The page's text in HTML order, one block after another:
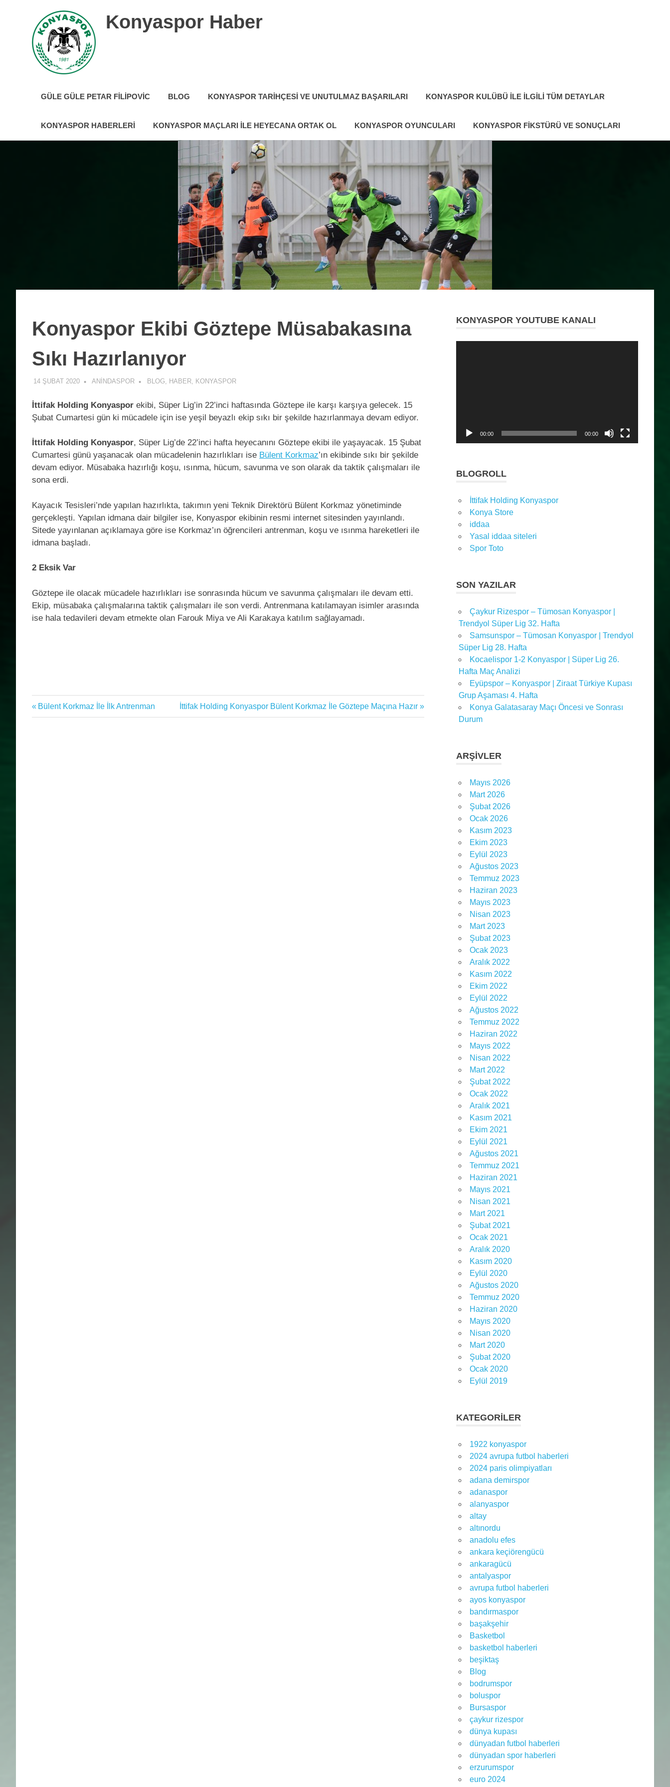
Konyaspor Haber
tümGÜLE GÜLE PETAR FILIPOVIC BLOG KONYASPOR TARIHÇESI VE UNUTULMAZ BAŞARILARI KONYASPOR KULÜBÜ ILE İLGILI TÜM DETAYLAR
KONYASPOR HABERLERI KONYASPOR MAÇLARI ILE HEYECANA ORTAK OL KONYASPOR OYUNCULARI KONYASPOR FIKSTÜRÜ VE SONUÇLARI
Konyaspor Ekibi Göztepe Müsabakasına
Sıkı Hazırlanıyor
14 ŞUBAT 2020 ANINDASPOR BLOG, HABER, KONYASPOR
İttifak Holding Konyaspor ekibi, Süper Lig’in 22’inci haftasında Göztepe ile karşı karşıya gelecek. 15
Şubat Cumartesi gün ki mücadele için ise yeşil beyazlı ekip sıkı bir şekilde hazırlanmaya devam ediyor.
İttifak Holding Konyaspor, Süper Lig’de 22’inci hafta heyecanını Göztepe ekibi ile yaşayacak. 15 Şubat
Cumartesi günü yaşanacak olan mücadelenin hazırlıkları ise Bülent Korkmaz’ın ekibinde sıkı bir şekilde
devam ediyor. Müsabaka hazırlığı koşu, ısınma, hücum, savunma ve son olarak da taktik çalışmaları ile
sona erdi.
Kayacık Tesisleri’nde yapılan hazırlıkta, takımın yeni Teknik Direktörü Bülent Korkmaz yönetiminde
gerçekleşti. Yapılan idmana dair bilgiler ise, Konyaspor ekibinin resmi internet sitesinden yayınlandı.
Sitede yayınlanan açıklamaya göre ise Korkmaz’ın öğrencileri antrenman, koşu ve ısınma hareketleri ile
idmana başladı.
2 Eksik Var
Göztepe ile olacak mücadele hazırlıkları ise sonrasında hücum ve savunma çalışmaları ile devam etti.
Ekip, müsabaka çalışmalarına taktik çalışmaları ile son verdi. Antrenmana katılamayan isimler arasında
ise hala tedavileri devam etmekte olan Farouk Miya ve Ali Karakaya katılım sağlayamadı.
Bülent
Yazı
Previous
Post:
Bülent Korkmaz İle İlk Antrenman
Next
Post:
İttifak Holding Konyaspor Bülent Korkmaz İle Göztepe Maçına Hazır
KONYASPOR YOUTUBE KANALI
00:00 00:00
BLOGROLL
İttifak Holding Konyaspor
Konya Store
iddaa
Yasal iddaa siteleri
Spor Toto
SON YAZILAR
Çaykur Rizespor – Tümosan Konyaspor |
Trendyol Süper Lig 32. Hafta
Samsunspor – Tümosan Konyaspor | Trendyol
Süper Lig 28. Hafta
Kocaelispor 1-2 Konyaspor | Süper Lig 26.
Hafta Maç Analizi
Eyüpspor – Konyaspor | Ziraat Türkiye Kupası
Grup Aşaması 4. Hafta
Konya Galatasaray Maçı Öncesi ve Sonrası
Durum
ARŞIVLER
Mayıs 2026
Mart 2026
Şubat 2026
Ocak 2026
Kasım 2023
Ekim 2023
Eylül 2023
Ağustos 2023
Temmuz 2023
Haziran 2023
Mayıs 2023
Nisan 2023
Mart 2023
Şubat 2023
Ocak 2023
Aralık 2022
Kasım 2022
Ekim 2022
Eylül 2022
Ağustos 2022
Temmuz 2022
Haziran 2022
Mayıs 2022
Nisan 2022
Mart 2022
Şubat 2022
Ocak 2022
Aralık 2021
Kasım 2021
Ekim 2021
Eylül 2021
Ağustos 2021
Temmuz 2021
Haziran 2021
Mayıs 2021
Nisan 2021
Mart 2021
Şubat 2021
Ocak 2021
Aralık 2020
Kasım 2020
Eylül 2020
Ağustos 2020
Temmuz 2020
Haziran 2020
Mayıs 2020
Nisan 2020
Mart 2020
Şubat 2020
Ocak 2020
Eylül 2019
KATEGORILER
1922 konyaspor
2024 avrupa futbol haberleri
2024 paris olimpiyatları
adana demirspor
adanaspor
alanyaspor
altay
altınordu
anadolu efes
ankara keçiörengücü
ankaragücü
antalyaspor
avrupa futbol haberleri
ayos konyaspor
bandırmaspor
başakşehir
Basketbol
basketbol haberleri
beşiktaş
Blog
bodrumspor
boluspor
Bursaspor
çaykur rizespor
dünya kupası
dünyadan futbol haberleri
dünyadan spor haberleri
erzurumspor
euro 2024